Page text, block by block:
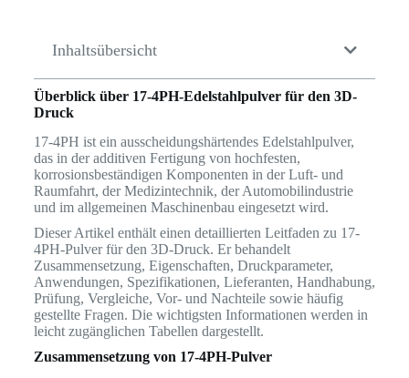
Inhaltsübersicht
Überblick über 17-4PH-Edelstahlpulver für den 3D-
Druck
17-4PH ist ein ausscheidungshärtendes Edelstahlpulver,
das in der additiven Fertigung von hochfesten,
korrosionsbeständigen Komponenten in der Luft- und
Raumfahrt, der Medizintechnik, der Automobilindustrie
und im allgemeinen Maschinenbau eingesetzt wird.
Dieser Artikel enthält einen detaillierten Leitfaden zu 17-
4PH-Pulver für den 3D-Druck. Er behandelt
Zusammensetzung, Eigenschaften, Druckparameter,
Anwendungen, Spezifikationen, Lieferanten, Handhabung,
Prüfung, Vergleiche, Vor- und Nachteile sowie häufig
gestellte Fragen. Die wichtigsten Informationen werden in
leicht zugänglichen Tabellen dargestellt.
Zusammensetzung von 17-4PH-Pulver